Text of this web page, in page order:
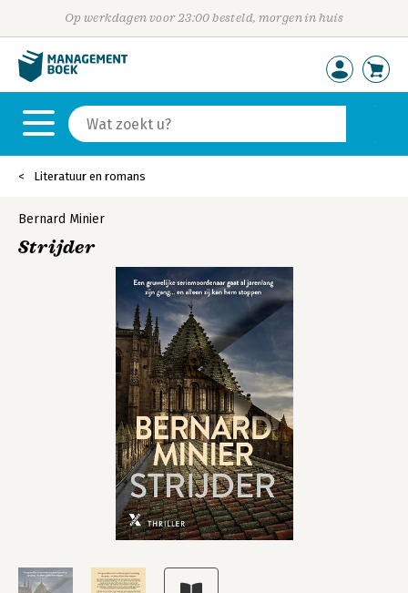
Op werkdagen voor 23:00 besteld, morgen in huis
Literatuur en romans
Bernard Minier
Strijder